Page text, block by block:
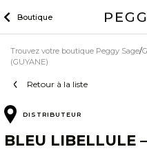
to
Boutique
Retour à la liste
Trouvez votre boutique Peggy Sage
(GUYANE)
DISTRIBUTEUR
BLEU LIBELLULE